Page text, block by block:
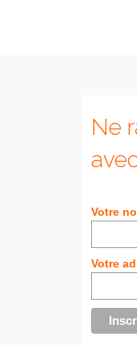
Ne
Votre
Votre